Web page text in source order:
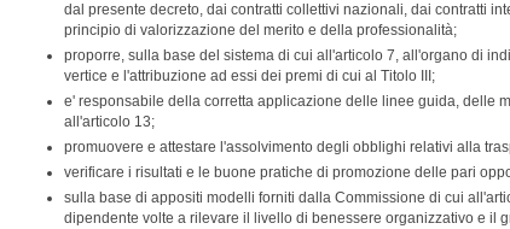
dal presente decreto, dai contratti collettivi nazionali, dai contratti
principio di valorizzazione del merito e della professionalità;
proporre, sulla base del sistema di cui all'articolo 7, all'organo di
vertice e l'attribuzione ad essi dei premi di cui al Titolo III;
e' responsabile della corretta applicazione delle linee guida, delle
all'articolo 13;
promuovere e attestare l'assolvimento degli obblighi relativi alla
verificare i risultati e le buone pratiche di promozione delle pari
sulla base di appositi modelli forniti dalla Commissione di cui
dipendente volte a rilevare il livello di benessere organizzativo e il